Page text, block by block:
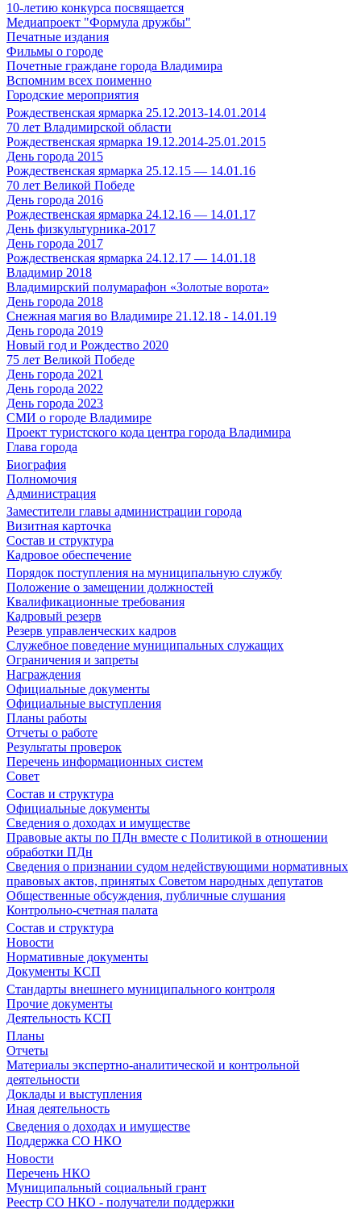
10-летию конкурса посвящается
Медиапроект "Формула дружбы"
Печатные издания
Фильмы о городе
Почетные граждане города Владимира
Вспомним всех поименно
Городские мероприятия
Рождественская ярмарка 25.12.2013-14.01.2014
70 лет Владимирской области
Рождественская ярмарка 19.12.2014-25.01.2015
День города 2015
Рождественская ярмарка 25.12.15 — 14.01.16
70 лет Великой Победе
День города 2016
Рождественская ярмарка 24.12.16 — 14.01.17
День физкультурника-2017
День города 2017
Рождественская ярмарка 24.12.17 — 14.01.18
Владимир 2018
Владимирский полумарафон «Золотые ворота»
День города 2018
Снежная магия во Владимире 21.12.18 - 14.01.19
День города 2019
Новый год и Рождество 2020
75 лет Великой Победе
День города 2021
День города 2022
День города 2023
СМИ о городе Владимире
Проект туристского кода центра города Владимира
Глава города
Биография
Полномочия
Администрация
Заместители главы администрации города
Визитная карточка
Состав и структура
Кадровое обеспечение
Порядок поступления на муниципальную службу
Положение о замещении должностей
Квалификационные требования
Кадровый резерв
Резерв управленческих кадров
Служебное поведение муниципальных служащих
Ограничения и запреты
Награждения
Официальные документы
Официальные выступления
Планы работы
Отчеты о работе
Результаты проверок
Перечень информационных систем
Совет
Состав и структура
Официальные документы
Сведения о доходах и имуществе
Правовые акты по ПДн вместе с Политикой в отношении
обработки ПДн
Сведения о признании судом недействующими нормативных
правовых актов, принятых Советом народных депутатов
Общественные обсуждения, публичные слушания
Контрольно-счетная палата
Состав и структура
Новости
Нормативные документы
Документы КСП
Стандарты внешнего муниципального контроля
Прочие документы
Деятельность КСП
Планы
Отчеты
Материалы экспертно-аналитической и контрольной
деятельности
Доклады и выступления
Иная деятельность
Сведения о доходах и имуществе
Поддержка СО НКО
Новости
Перечень НКО
Муниципальный социальный грант
Реестр СО НКО - получатели поддержки